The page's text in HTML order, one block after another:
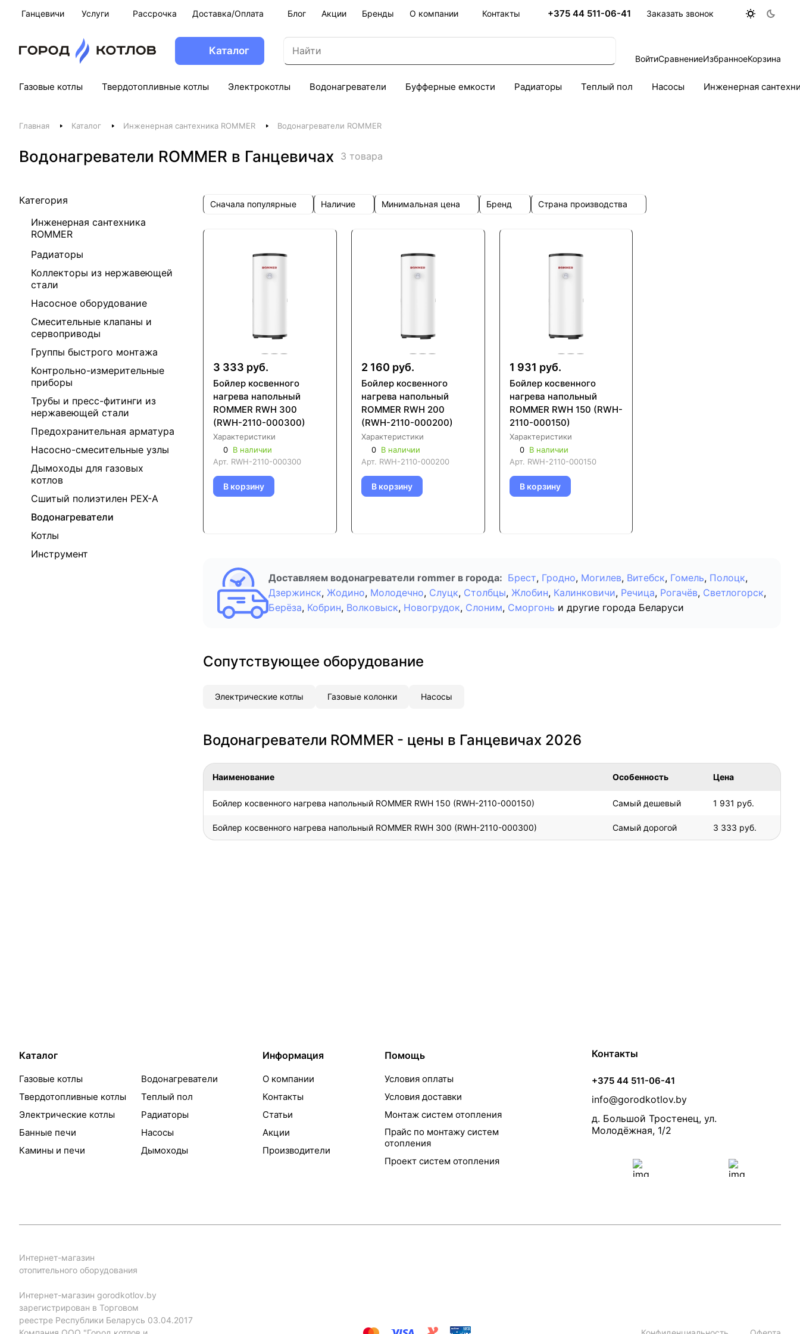
Ганцевичи Услуги Рассрочка Доставка/Оплата Блог Акции Бренды О компании Контакты +375 44 511-06-41 Заказать звонок
Каталог
ВойтиСравнениеИзбранноеКорзина
Газовые котлы Твердотопливные котлы Электрокотлы Водонагреватели Буфферные емкости Радиаторы Теплый пол Насосы Инженерная
Главная Каталог Инженерная сантехника ROMMER Водонагреватели ROMMER
Водонагреватели ROMMER в Ганцевичах 3 товара
Категория
Инженерная сантехника
ROMMER
Радиаторы
Коллекторы из нержавеющей
стали
Насосное оборудование
Смесительные клапаны и
сервоприводы
Группы быстрого монтажа
Контрольно-измерительные
приборы
Трубы и пресс-фитинги из
нержавеющей стали
Предохранительная арматура
Насосно-смесительные узлы
Дымоходы для газовых
котлов
Сшитый полиэтилен PEX-A
Водонагреватели
Котлы
Инструмент
Сначала популярные Наличие Минимальная цена Бренд Страна производства
3 333 руб.
Бойлер косвенного
нагрева напольный
ROMMER RWH 300
(RWH-2110-000300)
Характеристики
0 В наличии
Арт. RWH-2110-000300
В корзину
2 160 руб.
Бойлер косвенного
нагрева напольный
ROMMER RWH 200
(RWH-2110-000200)
Характеристики
0 В наличии
Арт. RWH-2110-000200
В корзину
1 931 руб.
Бойлер косвенного
нагрева напольный
ROMMER RWH 150 (RWH-
2110-000150)
Характеристики
0 В наличии
Арт. RWH-2110-000150
В корзину
Доставляем водонагреватели rommer в города: Брест, Гродно, Могилев, Витебск, Гомель, Полоцк,
Дзержинск, Жодино, Молодечно, Слуцк, Столбцы, Жлобин, Калинковичи, Речица, Рогачёв, Светлогорск,
Берёза, Кобрин, Волковыск, Новогрудок, Слоним, Сморгонь и другие города Беларуси
Сопутствующее оборудование
Электрические котлы Газовые колонки Насосы
Водонагреватели ROMMER - цены в Ганцевичах 2026
Наименование Особенность Цена
Бойлер косвенного нагрева напольный ROMMER RWH 150 (RWH-2110-000150) Самый дешевый 1 931 руб.
Бойлер косвенного нагрева напольный ROMMER RWH 300 (RWH-2110-000300) Самый дорогой 3 333 руб.
Каталог
Газовые котлы
Твердотопливные котлы
Электрические котлы
Банные печи
Камины и печи
Водонагреватели
Теплый пол
Радиаторы
Насосы
Дымоходы
Информация
О компании
Контакты
Статьи
Акции
Производители
Помощь
Условия оплаты
Условия доставки
Монтаж систем отопления
Прайс по монтажу систем
отопления
Проект систем отопления
Контакты
+375 44 511-06-41
info@gorodkotlov.by
д. Большой Тростенец, ул.
Молодёжная, 1/2
Интернет-магазин
отопительного оборудования
Интернет-магазин gorodkotlov.by
зарегистрирован в Торговом
реестре Республики Беларусь 03.04.2017